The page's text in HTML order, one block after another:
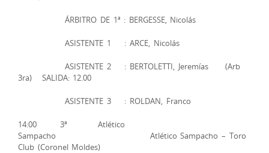
ÁRBITRO DE 1ª : BERGESSE, Nicolás
ASISTENTE 1 : ARCE, Nicolás
ASISTENTE 2 : BERTOLETTI, Jeremías (Arb
3ra) SALIDA: 12.00
ASISTENTE 3 : ROLDAN, Franco
14:00 3ª Atlético
Sampacho Atlético Sampacho – Toro
Club (Coronel Moldes)